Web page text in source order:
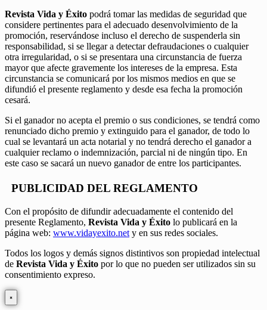
Revista Vida y Éxito podrá tomar las medidas de seguridad que
considere pertinentes para el adecuado desenvolvimiento de la
promoción, reservándose incluso el derecho de suspenderla sin
responsabilidad, si se llegar a detectar defraudaciones o cualquier
otra irregularidad, o si se presentara una circunstancia de fuerza
mayor que afecte gravemente los intereses de la empresa. Esta
circunstancia se comunicará por los mismos medios en que se
difundió el presente reglamento y desde esa fecha la promoción
cesará.
Si el ganador no acepta el premio o sus condiciones, se tendrá como
renunciado dicho premio y extinguido para el ganador, de todo lo
cual se levantará un acta notarial y no tendrá derecho el ganador a
cualquier reclamo o indemnización, parcial ni de ningún tipo. En
este caso se sacará un nuevo ganador de entre los participantes.
PUBLICIDAD DEL REGLAMENTO
Con el propósito de difundir adecuadamente el contenido del
presente Reglamento, Revista Vida y Éxito lo publicará en la
página web: www.vidayexito.net y en sus redes sociales.
Todos los logos y demás signos distintivos son propiedad intelectual
de Revista Vida y Éxito por lo que no pueden ser utilizados sin su
consentimiento expreso.
×